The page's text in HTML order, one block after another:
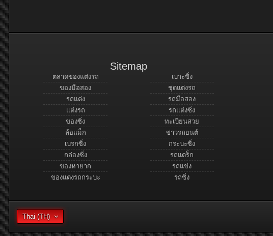
Sitemap
ตลาดของแต่งรถ
ของมือสอง
รถแต่ง
แต่งรถ
ของซิ่ง
ล้อแม็ก
เบรกซิ่ง
กล่องซิ่ง
ของหายาก
ของแต่งรถกระบะ
เบาะซิ่ง
ชุดแต่งรถ
รถมือสอง
รถแต่งซิ่ง
ทะเบียนสวย
ข่าวรถยนต์
กระบะซิ่ง
รถแดร็ก
รถแข่ง
รถซิ่ง
Thai (TH)